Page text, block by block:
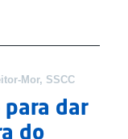
Mor, SSCC
dar
do